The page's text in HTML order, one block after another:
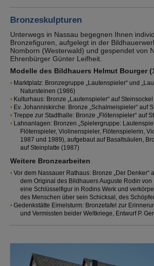
Bronzeskulpturen
Unterwegs in Nassau begegnen Ihnen
Bronzefiguren, aufgelegt in der
Nomborn (Westerwald) und gespendet von
Ehrenbürger Günter Leifheit.
Modelle des Bildhauers Helmut Bourger
Marktplatz: Bronzegruppe „Lautenspieler“ und
Natursteinen (1986)
Kulturhaus: Bronze „Lautenspieler“ auf
Ev. Johanniskirche: Bronze „Schalmeispieler“ auf
Treppe zur Stadthalle: Bronze „Flötenspieler“ auf
Lahnanlagen: Bronzen „Spielergruppe:
Flötenspieler, Violinenspieler, Flötenspielerin,
1987 und 1989), aufgebaut auf Basaltsäulen,
auf Steinplatte (1987)
Weitere Bronzearbeiten
Vor dem Nassauer Rathaus: Bronze „Der Denker“
dem Original des Bildhauers Auguste Rodin
eine Schlüsselfigur in Rodins Werk und
des Menschen über sein Schicksal, des
Gedenkstätte Eimelsturm: Bronzetafel zur
und Vermissten beider Weltkriege, Entwurf P.